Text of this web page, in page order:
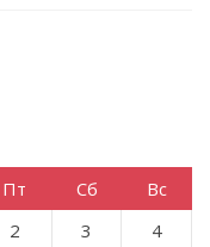
Пт Сб
Вс
2 3
4